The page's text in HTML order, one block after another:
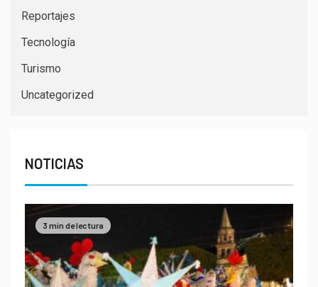
Reportajes
Tecnología
Turismo
Uncategorized
NOTICIAS
3 min de lectura